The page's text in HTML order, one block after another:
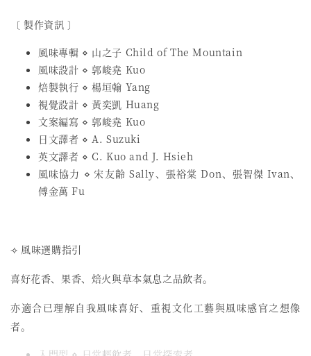
〔 製作資訊 〕
風味專輯 ⋄ 山之子 Child of The Mountain
風味設計 ⋄ 郭峻堯 Kuo
焙製執行 ⋄ 楊垣翰 Yang
視覺設計 ⋄ 黃奕凱 Huang
文案編寫 ⋄ 郭峻堯 Kuo
日文譯者 ⋄ A. Suzuki
英文譯者 ⋄ C. Kuo and J. Hsieh
風味協力 ⋄ 宋友齡 Sally、張裕棠 Don、張智傑 Ivan、
傅金萬 Fu
⟢ 風味選購指引
喜好花香、果香、焙火與草本氣息之品飲者。
亦適合已理解自我風味喜好、重視文化工藝與風味感官之想像
者。